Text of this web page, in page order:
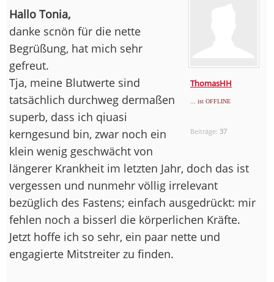
ThomasHH
... ist OFFLINE
Beiträge:37
Hallo Tonia,
danke scnön für die nette
Begrüßung, hat mich sehr
gefreut.
Tja, meine Blutwerte sind
tatsächlich durchweg dermaßen
superb, dass ich qiuasi
kerngesund bin, zwar noch ein
klein wenig geschwächt von
längerer Krankheit im letzten Jahr, doch das ist
vergessen und nunmehr völlig irrelevant
bezüglich des Fastens; einfach ausgedrückt: mir
fehlen noch a bisserl die körperlichen Kräfte.
Jetzt hoffe ich so sehr, ein paar nette und
engagierte Mitstreiter zu finden.